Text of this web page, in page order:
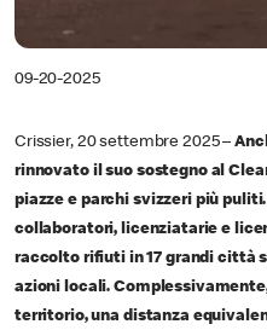
09-20-2025
Crissier, 20 settembre 2025 –
rinnovato il suo sostegno al
piazze e parchi svizzeri più
collaboratori, licenziatarie e
raccolto rifiuti in 17 grandi città
azioni locali.
territorio, una distanza